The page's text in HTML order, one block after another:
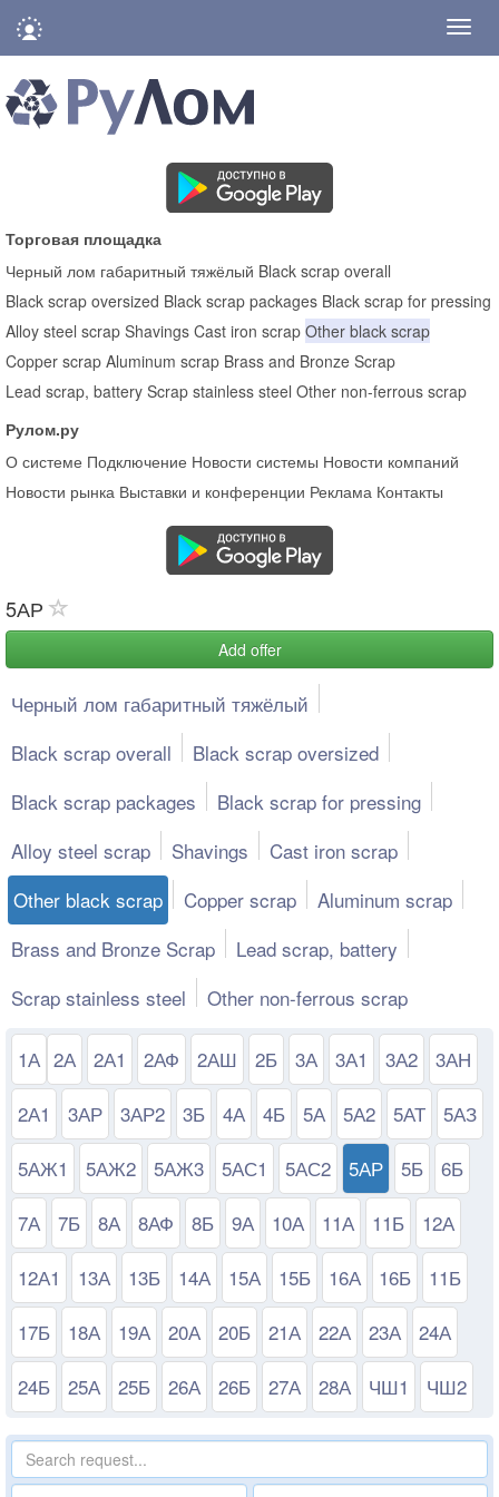
Торговая площадка
Черный лом габаритный тяжёлый Black scrap overall
Black scrap oversized Black scrap packages Black scrap for pressing
Alloy steel scrap Shavings Cast iron scrap Other black scrap
Copper scrap Aluminum scrap Brass and Bronze Scrap
Lead scrap, battery Scrap stainless steel Other non-ferrous scrap
Рулом.ру
О системе Подключение Новости системы Новости компаний
Новости рынка Выставки и конференции Реклама Контакты
5АР
Add offer
Черный лом габаритный тяжёлый
Black scrap overall
Black scrap oversized
Black scrap packages
Black scrap for pressing
Alloy steel scrap
Shavings
Cast iron scrap
Other black scrap
Copper scrap
Aluminum scrap
Brass and Bronze Scrap
Lead scrap, battery
Scrap stainless steel
Other non-ferrous scrap
1А 2А 2А1 2АФ 2АШ 2Б 3А 3А1 3А2
3АН
2А1
3АР 3АР2 3Б 4А 4Б 5А 5А2 5АТ
5АЗ
5АЖ1
5АЖ2 5АЖ3 5АС1 5АС2 5АР 5Б
6Б
7А
7Б 8А 8АФ 8Б 9А 10А 11А 11Б
12А
12А1
13А 13Б 14А 15А 15Б 16А 16Б
11Б
17Б
18А 19А 20А 20Б 21А 22А 23А
24А
24Б
25А 25Б 26А 26Б 27А 28А ЧШ1 ЧШ2